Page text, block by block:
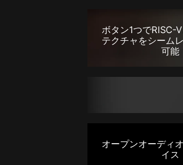
ボタン1つでRISC-
テクチャをシーム
可能
オープンオーディ
イス